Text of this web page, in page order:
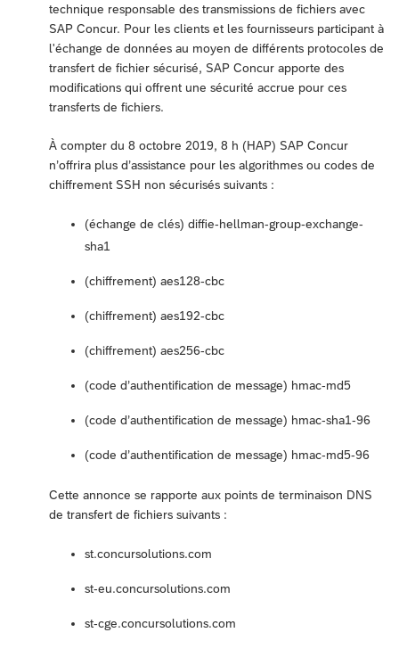
technique responsable des transmissions de fichiers avec
SAP Concur. Pour les clients et les fournisseurs participant à
l'échange de données au moyen de différents protocoles de
transfert de fichier sécurisé, SAP Concur apporte des
modifications qui offrent une sécurité accrue pour ces
transferts de fichiers.
À compter du 8 octobre 2019, 8 h (HAP) SAP Concur
n’offrira plus d’assistance pour les algorithmes ou codes de
chiffrement SSH non sécurisés suivants :
(échange de clés) diffie-hellman-group-exchange-
sha1
(chiffrement) aes128-cbc
(chiffrement) aes192-cbc
(chiffrement) aes256-cbc
(code d’authentification de message) hmac-md5
(code d’authentification de message) hmac-sha1-96
(code d’authentification de message) hmac-md5-96
Cette annonce se rapporte aux points de terminaison DNS
de transfert de fichiers suivants :
st.concursolutions.com
st-eu.concursolutions.com
st-cge.concursolutions.com